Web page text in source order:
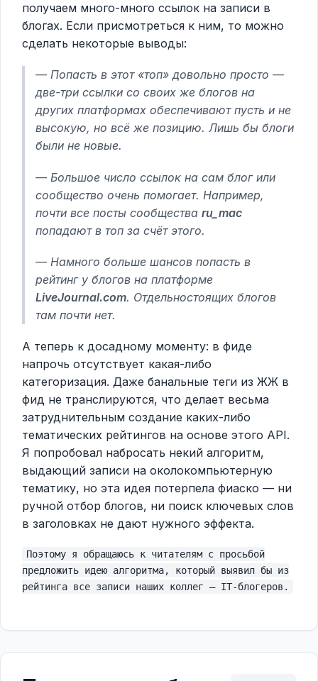
получаем много-много ссылок на записи в
блогах. Если присмотреться к ним, то можно
сделать некоторые выводы:
— Попасть в этот «топ» довольно просто —
две-три ссылки со своих же блогов на
других платформах обеспечивают пусть и не
высокую, но всё же позицию. Лишь бы блоги
были не новые.
— Большое число ссылок на сам блог или
сообщество очень помогает. Например,
почти все посты сообщества ru_mac
попадают в топ за счёт этого.
— Намного больше шансов попасть в
рейтинг у блогов на платформе
LiveJournal.com. Отдельностоящих блогов
там почти нет.
А теперь к досадному моменту: в фиде
напрочь отсутствует какая-либо
категоризация. Даже банальные теги из ЖЖ в
фид не транслируются, что делает весьма
затруднительным создание каких-либо
тематических рейтингов на основе этого API.
Я попробовал набросать некий алгоритм,
выдающий записи на околокомпьютерную
тематику, но эта идея потерпела фиаско — ни
ручной отбор блогов, ни поиск ключевых слов
в заголовках не дают нужного эффекта.
Поэтому я обращаюсь к читателям с просьбой
предложить идею алгоритма, который выявил бы из
рейтинга все записи наших коллег — IT-блогеров.